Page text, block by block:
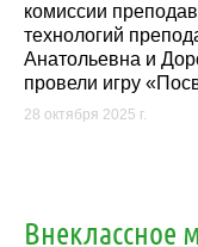
комиссии
технологий
Анатольевна и
провели игру
28 октября 2025 г.
Внеклассное